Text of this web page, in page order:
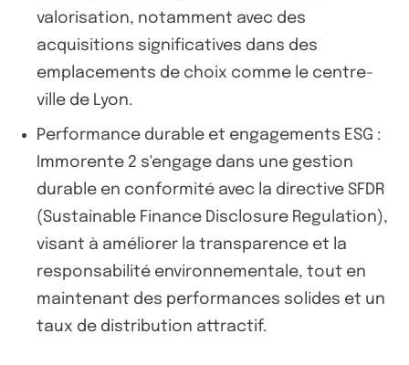
valorisation, notamment avec des
acquisitions significatives dans des
emplacements de choix comme le centre-
ville de Lyon.
Performance durable et engagements ESG :
Immorente 2 s'engage dans une gestion
durable en conformité avec la directive SFDR
(Sustainable Finance Disclosure Regulation),
visant à améliorer la transparence et la
responsabilité environnementale, tout en
maintenant des performances solides et un
taux de distribution attractif.